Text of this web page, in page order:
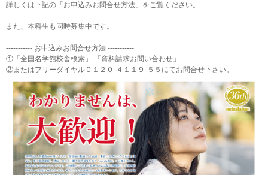
詳しくは下記の「お申込みお問合せ方法」をご覧ください。
また、本科生も同時募集中です。
----------- お申込みお問合せ方法 -----------
① 「全国名学館校舎検索」
「資料請求お問い合わせ」
②またはフリーダイヤル０１２０-４１１９-５５にてお問合せ下さい。